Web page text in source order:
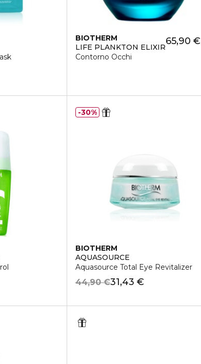
BIOTHERM
LIFE PLANKTON ELIXIR
Contorno Occhi
65,90 €
BIOTHERM
AQUASOURCE
Aquasource Total Eye Revitalizer
31,43 €
44,90 €
30%